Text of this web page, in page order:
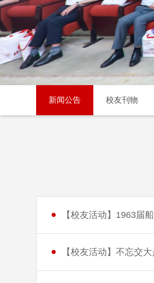
新闻公告 校友刊物
【校友活动】1963届
【校友活动】不忘交